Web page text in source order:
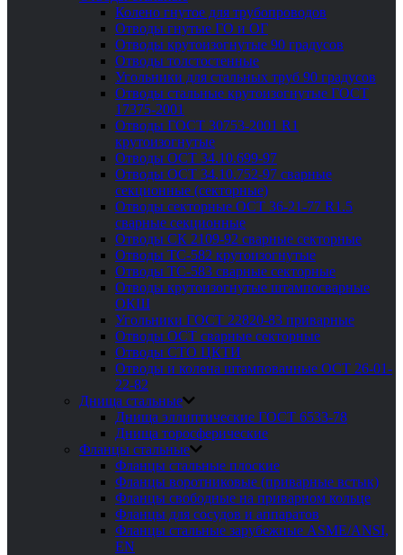
Колено гнутое для трубопроводов
Отводы гнутые ГО и ОГ
Отводы крутоизогнутые 90 градусов
Отводы толстостенные
Угольники для стальных труб 90 градусов
Отводы стальные крутоизогнутые ГОСТ
17375-2001
Отводы ГОСТ 30753-2001 R1
крутоизогнутые
Отводы ОСТ 34.10.699-97
Отводы ОСТ 34.10.752-97 сварные
секционные (секторные)
Отводы секторные ОСТ 36-21-77 R1.5
сварные секционные
Отводы СК 2109-92 сварные секторные
Отводы ТС-582 крутоизогнутые
Отводы ТС-583 сварные секторные
Отводы крутоизогнутые штампосварные
ОКШ
Угольники ГОСТ 22820-83 приварные
Отводы ОСТ сварные секторные
Отводы СТО ЦКТИ
Отводы и колена штампованные ОСТ 26-01-
22-82
Днища стальные
Днища эллиптические ГОСТ 6533-78
Днища торосферические
Фланцы стальные
Фланцы стальные плоские
Фланцы воротниковые (приварные встык)
Фланцы свободные на приварном кольце
Фланцы для сосудов и аппаратов
Фланцы стальные зарубежные ASME/ANSI,
EN